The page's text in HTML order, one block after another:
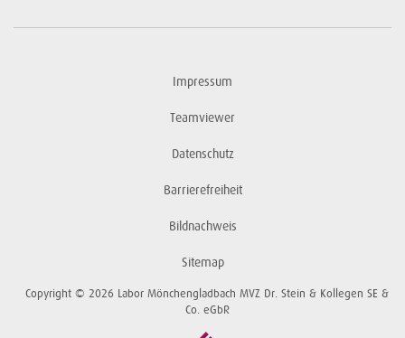
Impressum
Teamviewer
Datenschutz
Barrierefreiheit
Bildnachweis
Sitemap
Copyright © 2026 Labor Mönchengladbach MVZ Dr. Stein & Kollegen SE &
Co. eGbR